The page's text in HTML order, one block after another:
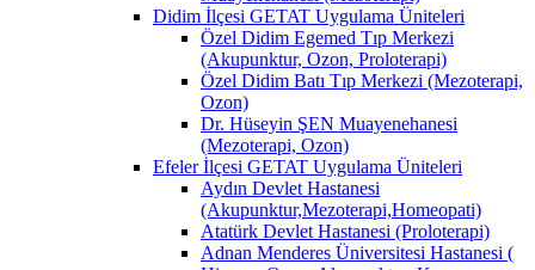
Didim İlçesi GETAT Uygulama Üniteleri
Özel Didim Egemed Tıp Merkezi
(Akupunktur, Ozon, Proloterapi)
Özel Didim Batı Tıp Merkezi (Mezoterapi,
Ozon)
Dr. Hüseyin ŞEN Muayenehanesi
(Mezoterapi, Ozon)
Efeler İlçesi GETAT Uygulama Üniteleri
Aydın Devlet Hastanesi
(Akupunktur,Mezoterapi,Homeopati)
Atatürk Devlet Hastanesi (Proloterapi)
Adnan Menderes Üniversitesi Hastanesi (